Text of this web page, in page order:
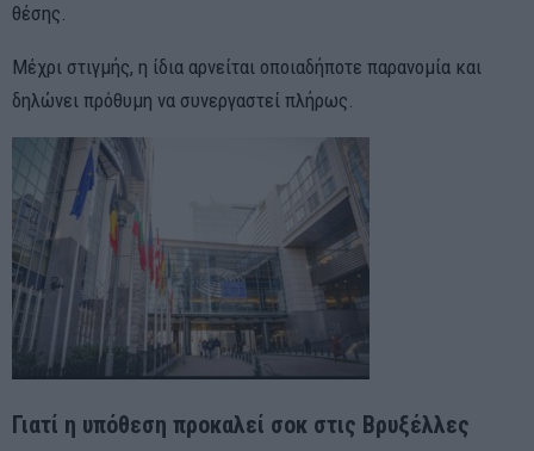
θέσης.
Μέχρι στιγμής, η ίδια αρνείται οποιαδήποτε παρανομία και
δηλώνει πρόθυμη να συνεργαστεί πλήρως.
Γιατί η υπόθεση προκαλεί σοκ στις Βρυξέλλες